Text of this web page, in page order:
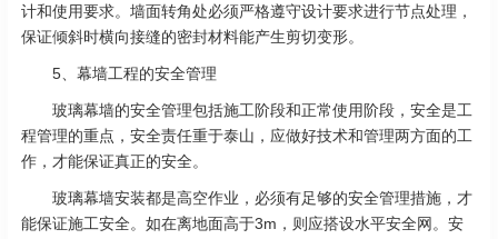
计和使用要求。墙面转角处必须严格遵守设计要求进行节点处理，
保证倾斜时横向接缝的密封材料能产生剪切变形。
5、幕墙工程的安全管理
玻璃幕墙的安全管理包括施工阶段和正常使用阶段，安全是工
程管理的重点，安全责任重于泰山，应做好技术和管理两方面的工
作，才能保证真正的安全。
玻璃幕墙安装都是高空作业，必须有足够的安全管理措施，才
能保证施工安全。如在离地面高于3m，则应搭设水平安全网。安